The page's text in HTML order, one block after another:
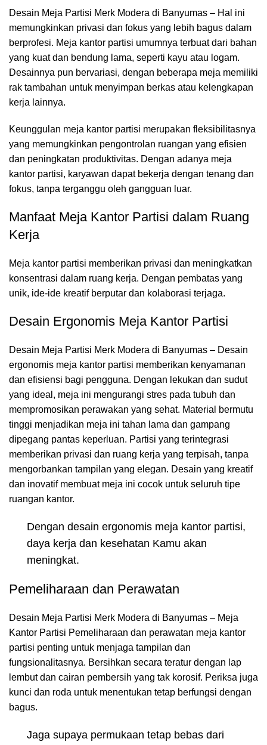
Desain Meja Partisi Merk Modera di Banyumas – Hal ini
memungkinkan privasi dan fokus yang lebih bagus dalam
berprofesi. Meja kantor partisi umumnya terbuat dari bahan
yang kuat dan bendung lama, seperti kayu atau logam.
Desainnya pun bervariasi, dengan beberapa meja memiliki
rak tambahan untuk menyimpan berkas atau kelengkapan
kerja lainnya.
Keunggulan meja kantor partisi merupakan fleksibilitasnya
yang memungkinkan pengontrolan ruangan yang efisien
dan peningkatan produktivitas. Dengan adanya meja
kantor partisi, karyawan dapat bekerja dengan tenang dan
fokus, tanpa terganggu oleh gangguan luar.
Manfaat Meja Kantor Partisi dalam Ruang
Kerja
Meja kantor partisi memberikan privasi dan meningkatkan
konsentrasi dalam ruang kerja. Dengan pembatas yang
unik, ide-ide kreatif berputar dan kolaborasi terjaga.
Desain Ergonomis Meja Kantor Partisi
Desain Meja Partisi Merk Modera di Banyumas – Desain
ergonomis meja kantor partisi memberikan kenyamanan
dan efisiensi bagi pengguna. Dengan lekukan dan sudut
yang ideal, meja ini mengurangi stres pada tubuh dan
mempromosikan perawakan yang sehat. Material bermutu
tinggi menjadikan meja ini tahan lama dan gampang
dipegang pantas keperluan. Partisi yang terintegrasi
memberikan privasi dan ruang kerja yang terpisah, tanpa
mengorbankan tampilan yang elegan. Desain yang kreatif
dan inovatif membuat meja ini cocok untuk seluruh tipe
ruangan kantor.
Dengan desain ergonomis meja kantor partisi,
daya kerja dan kesehatan Kamu akan
meningkat.
Pemeliharaan dan Perawatan
Desain Meja Partisi Merk Modera di Banyumas – Meja
Kantor Partisi Pemeliharaan dan perawatan meja kantor
partisi penting untuk menjaga tampilan dan
fungsionalitasnya. Bersihkan secara teratur dengan lap
lembut dan cairan pembersih yang tak korosif. Periksa juga
kunci dan roda untuk menentukan tetap berfungsi dengan
bagus.
Jaga supaya permukaan tetap bebas dari